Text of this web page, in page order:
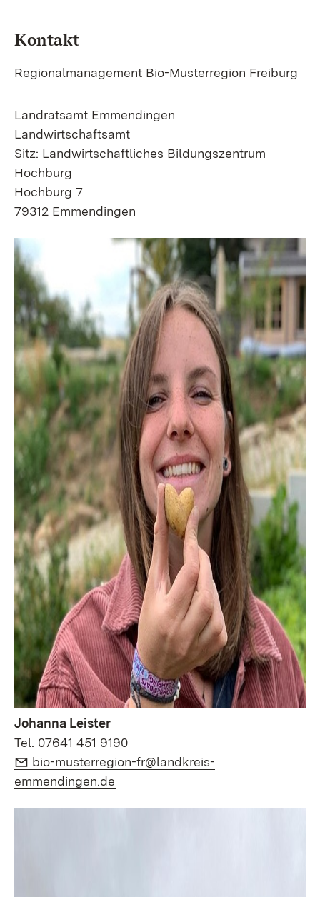
Kontakt
Regionalmanagement Bio-Musterregion Freiburg
Landratsamt Emmendingen
Landwirtschaftsamt
Sitz: Landwirtschaftliches Bildungszentrum
Hochburg
Hochburg 7
79312 Emmendingen
Johanna Leister
Tel. 07641 451 9190
E-Mail:
bio-musterregion-fr@landkreis-
emmendingen.de